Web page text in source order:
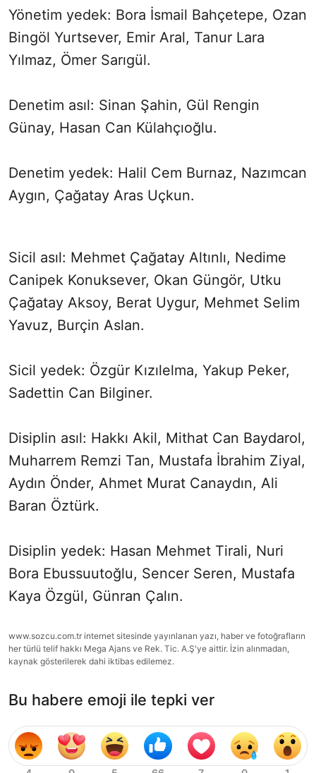
SÖZCÜ SON DAKİKA
Yönetim yedek: Bora İsmail Bahçetepe, Ozan
Bingöl Yurtsever, Emir Aral, Tanur Lara
Yılmaz, Ömer Sarıgül.
Denetim asıl: Sinan Şahin, Gül Rengin
Günay, Hasan Can Külahçıoğlu.
Denetim yedek: Halil Cem Burnaz, Nazımcan
Aygın, Çağatay Aras Uçkun.
Sicil asıl: Mehmet Çağatay Altınlı, Nedime
Canipek Konuksever, Okan Güngör, Utku
Çağatay Aksoy, Berat Uygur, Mehmet Selim
Yavuz, Burçin Aslan.
Sicil yedek: Özgür Kızılelma, Yakup Peker,
Sadettin Can Bilginer.
Disiplin asıl: Hakkı Akil, Mithat Can Baydarol,
Muharrem Remzi Tan, Mustafa İbrahim Ziyal,
Aydın Önder, Ahmet Murat Canaydın, Ali
Baran Öztürk.
Disiplin yedek: Hasan Mehmet Tirali, Nuri
Bora Ebussuutoğlu, Sencer Seren, Mustafa
Kaya Özgül, Günran Çalın.
www.sozcu.com.tr internet sitesinde yayınlanan yazı, haber ve fotoğrafların
her türlü telif hakkı Mega Ajans ve Rek. Tic. A.Ş'ye aittir. İzin alınmadan,
kaynak gösterilerek dahi iktibas edilemez.
Bu habere emoji ile tepki ver